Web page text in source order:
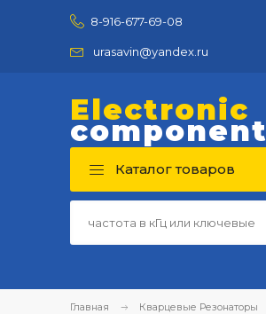
8-916-677-69-08
urasavin@yandex.ru
Electronic
component
Каталог товаров
Главная
Кварцевые Резонаторы